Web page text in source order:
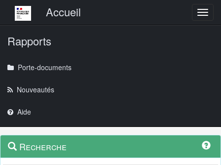
Menu principalAccueil
Rapports
Porte-documents
Nouveautés
Aide
Navigation
outils
Menu
contextuel
Recherche